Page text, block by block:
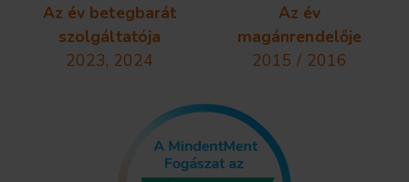
Az év betegbarát
szolgáltatója
2023, 2024
Az év
magánrendelője
2015 / 2016